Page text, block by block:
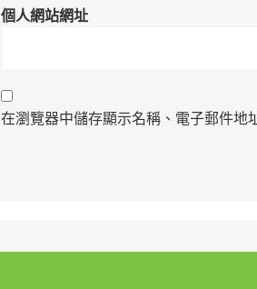
個人網站網址
在瀏覽器中儲存顯示名稱、電子郵件地